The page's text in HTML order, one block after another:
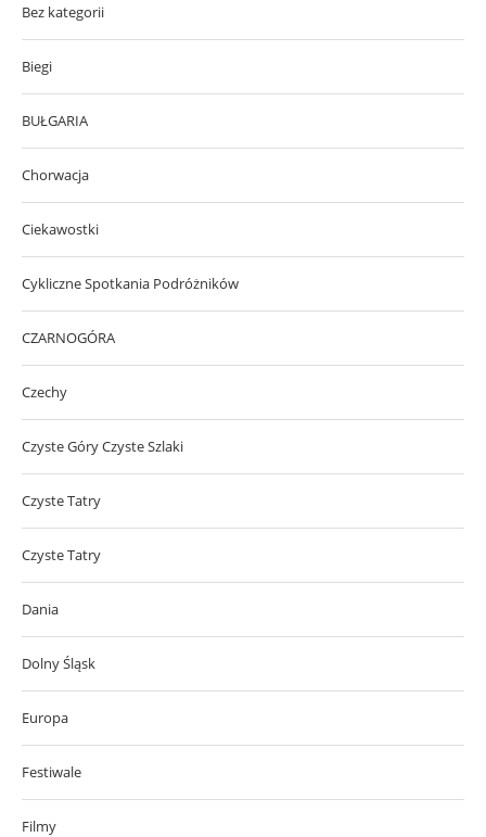
Bez kategorii
Biegi
BUŁGARIA
Chorwacja
Ciekawostki
Cykliczne Spotkania Podróżników
CZARNOGÓRA
Czechy
Czyste Góry Czyste Szlaki
Czyste Tatry
Czyste Tatry
Dania
Dolny Śląsk
Europa
Festiwale
Filmy